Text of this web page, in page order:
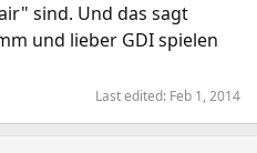
sind. Und das sagt
und lieber GDI spielen
Last edited: Feb 1, 2014